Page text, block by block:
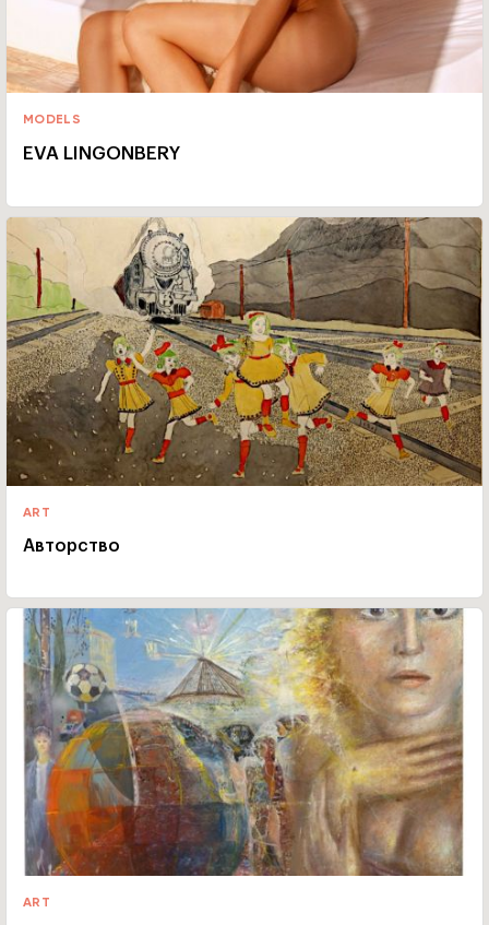
MODELS
EVA LINGONBERY
ART
Авторство
ART